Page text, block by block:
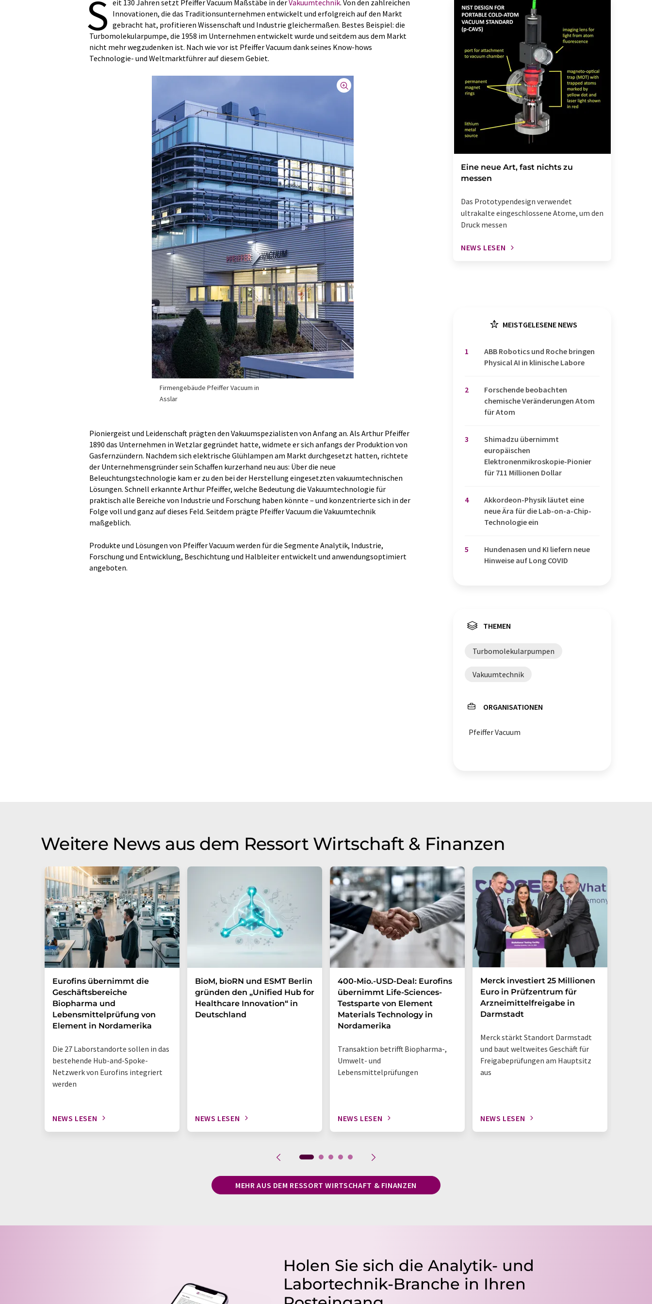
S eit 130 Jahren setzt Pfeiffer Vacuum Maßstäbe in derVakuumtechnik. Von den zahlreichen
Innovationen, die das Traditionsunternehmen entwickelt und erfolgreich auf den Markt
gebracht hat, profitieren Wissenschaft und Industrie gleichermaßen. Bestes Beispiel: die
Turbomolekularpumpe, die 1958 im Unternehmen entwickelt wurde und seitdem aus dem Markt
nicht mehr wegzudenken ist. Nach wie vor ist Pfeiffer Vacuum dank seines Know-hows
Technologie- und Weltmarktführer auf diesem Gebiet.
Firmengebäude Pfeiffer Vacuum in
Asslar
Pioniergeist und Leidenschaft prägten den Vakuumspezialisten von Anfang an. Als Arthur Pfeiffer
1890 das Unternehmen in Wetzlar gegründet hatte, widmete er sich anfangs der Produktion von
Gasfernzündern. Nachdem sich elektrische Glühlampen am Markt durchgesetzt hatten, richtete
der Unternehmensgründer sein Schaffen kurzerhand neu aus: Über die neue
Beleuchtungstechnologie kam er zu den bei der Herstellung eingesetzten vakuumtechnischen
Lösungen. Schnell erkannte Arthur Pfeiffer, welche Bedeutung die Vakuumtechnologie für
praktisch alle Bereiche von Industrie und Forschung haben könnte – und konzentrierte sich in der
Folge voll und ganz auf dieses Feld. Seitdem prägte Pfeiffer Vacuum die Vakuumtechnik
maßgeblich.
Produkte und Lösungen von Pfeiffer Vacuum werden für die Segmente Analytik, Industrie,
Forschung und Entwicklung, Beschichtung und Halbleiter entwickelt und anwendungsoptimiert
angeboten.
Eine neue Art, fast nichts zu
messen
Das Prototypendesign verwendet
ultrakalte eingeschlossene Atome, um den
Druck messen
NEWS LESEN
MEISTGELESENE NEWS
1
​​​​​​​ABB Robotics und Roche bringen
Physical AI in klinische Labore
2
Forschende beobachten
chemische Veränderungen Atom
für Atom
3
Shimadzu übernimmt
europäischen
Elektronenmikroskopie-Pionier
für 711 Millionen Dollar
4
Akkordeon-Physik läutet eine
neue Ära für die Lab-on-a-Chip-
Technologie ein
5
Hundenasen und KI liefern neue
Hinweise auf Long COVID
THEMEN
Turbomolekularpumpen
Vakuumtechnik
ORGANISATIONEN
Pfeiffer Vacuum
Weitere News aus dem Ressort Wirtschaft & Finanzen
Eurofins übernimmt die
Geschäftsbereiche
Biopharma und
Lebensmittelprüfung von
Element in Nordamerika
Die 27 Laborstandorte sollen in das
bestehende Hub-and-Spoke-
Netzwerk von Eurofins integriert
werden
NEWS LESEN
BioM, bioRN und ESMT Berlin
gründen den „Unified Hub for
Healthcare Innovation“ in
Deutschland
NEWS LESEN
400-Mio.-USD-Deal: Eurofins
übernimmt Life-Sciences-
Testsparte von Element
Materials Technology in
Nordamerika
Transaktion betrifft Biopharma-,
Umwelt- und
Lebensmittelprüfungen
NEWS LESEN
Merck investiert 25 Millionen
Euro in Prüfzentrum für
Arzneimittelfreigabe in
Darmstadt
Merck stärkt Standort Darmstadt
und baut weltweites Geschäft für
Freigabeprüfungen am Hauptsitz
aus
NEWS LESEN
MEHR AUS DEM RESSORT WIRTSCHAFT & FINANZEN
Holen Sie sich die Analytik- und
Labortechnik-Branche in Ihren